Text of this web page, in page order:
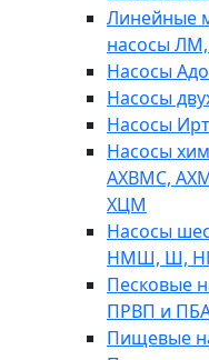
Линейные
насосы
Насосы
Насосы
Насосы
Насосы
АХВМС,
ХЦМ
Насосы
НМШ, Ш,
Песковые
ПРВП и
Пищевые